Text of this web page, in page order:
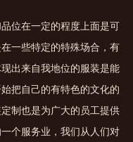
位在一定的程度上面是可
一些特定的特殊场合，有
出来自我地位的服装是能
把自己的有特色的文化的
制也是为广大的员工提供
个服务业，我们从人们对